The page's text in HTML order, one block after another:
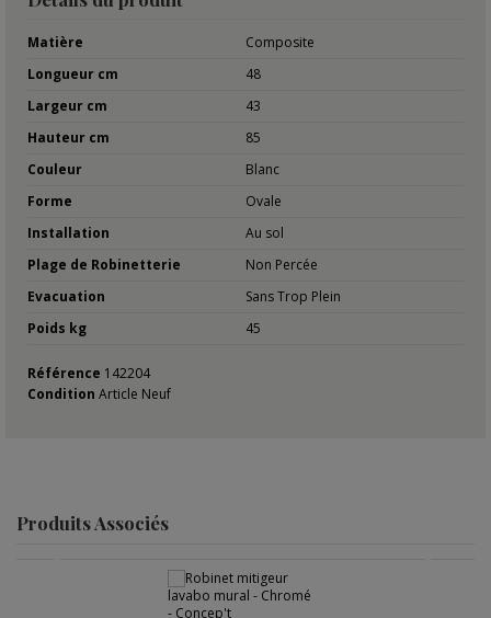
Matière
Composite
Longueur cm
48
Largeur cm
43
Hauteur cm
85
Couleur
Blanc
Forme
Ovale
Installation
Au sol
Plage de Robinetterie
Non Percée
Evacuation
Sans Trop Plein
Poids kg
45
Référence 142204
Condition Article Neuf
Produits Associés